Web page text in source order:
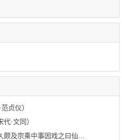
贞仪）
·文同）
人笑曰仙佛岂有二哉觉而异之作诗纪其事（宋代·刘才邵）